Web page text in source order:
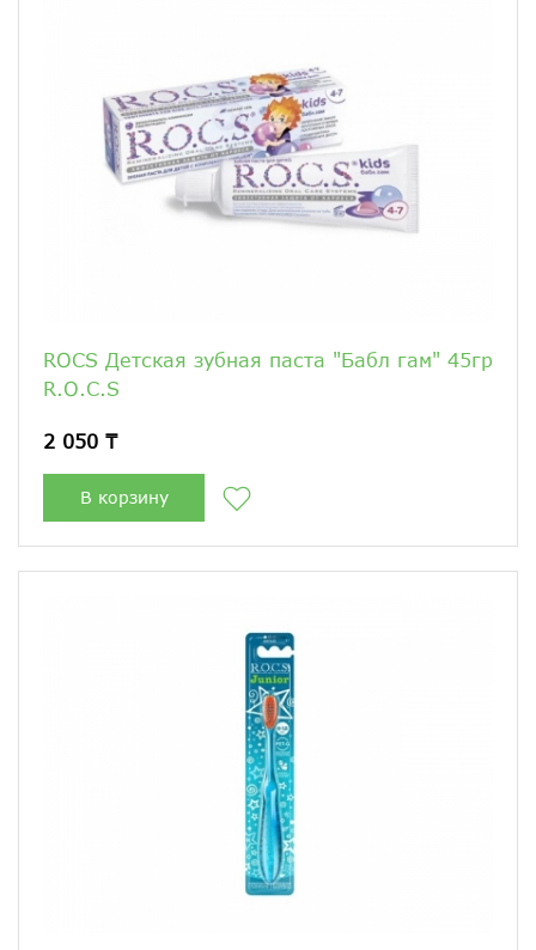
ROCS Детская зубная паста "Бабл гам" 45гр
R.O.C.S
2 050 ₸
В корзину